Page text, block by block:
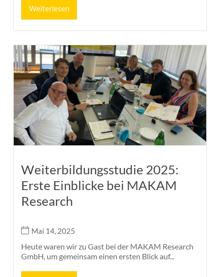
Weiterlesen
Weiterbildungsstudie 2025:
Erste Einblicke bei MAKAM
Research
Mai 14, 2025
Heute waren wir zu Gast bei der MAKAM Research
GmbH, um gemeinsam einen ersten Blick auf...